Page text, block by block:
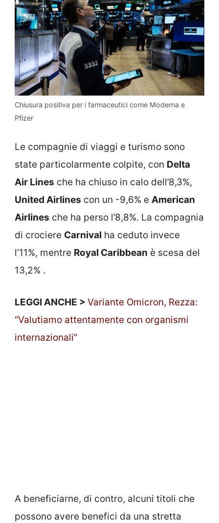
Chiusura positiva per i farmaceutici come Moderna e
Pfizer
Le compagnie di viaggi e turismo sono
state particolarmente colpite, con Delta
Air Lines che ha chiuso in calo dell’8,3%,
United Airlines con un -9,6% e American
Airlines che ha perso l’8,8%. La compagnia
di crociere Carnival ha ceduto invece
l’11%, mentre Royal Caribbean è scesa del
13,2% .
LEGGI ANCHE > Variante Omicron, Rezza:
“Valutiamo attentamente con organismi
internazionali”
A beneficiarne, di contro, alcuni titoli che
possono avere benefici da una stretta